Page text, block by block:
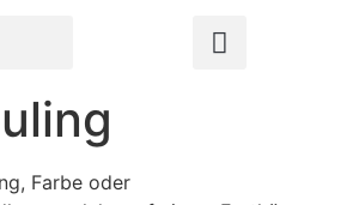
Farbe oder